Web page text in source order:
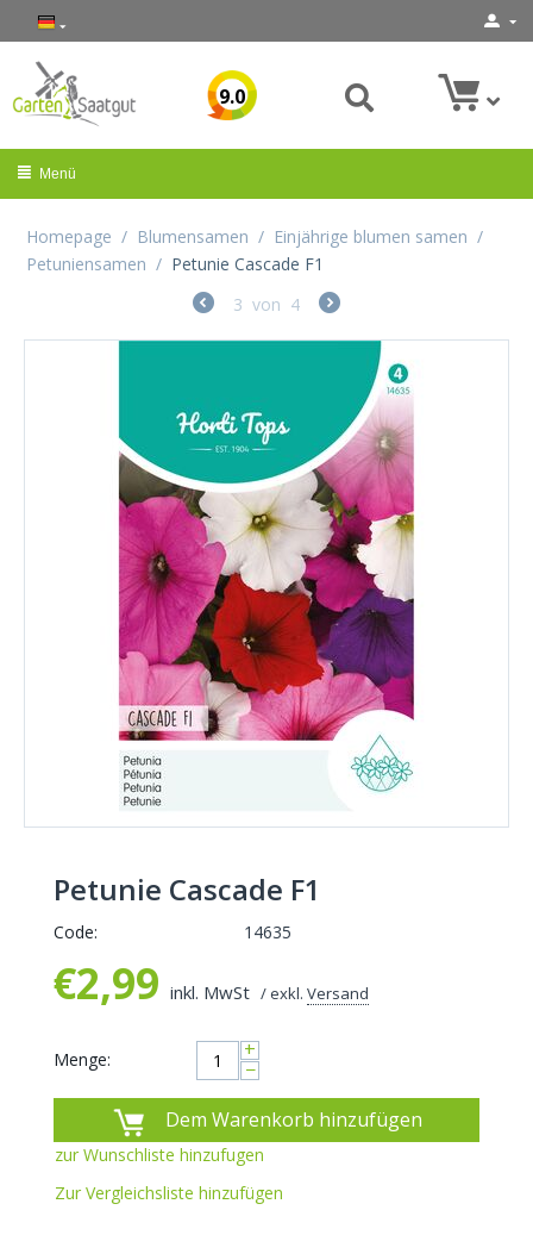
9.0
Menü
Homepage / Blumensamen / Einjährige blumen samen /
Petuniensamen / Petunie Cascade F1
3 von 4
Petunie Cascade F1
Code: 14635
€2,99 inkl. MwSt / exkl. Versand
Menge: +
−
Dem Warenkorb hinzufügen
zur Wunschliste hinzufugen
Zur Vergleichsliste hinzufügen